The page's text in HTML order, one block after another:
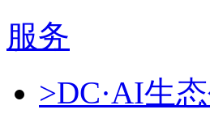
服务
>DC·AI生